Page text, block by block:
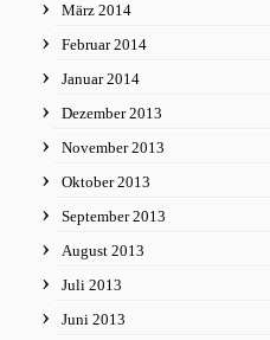
März 2014
Februar 2014
Januar 2014
Dezember 2013
November 2013
Oktober 2013
September 2013
August 2013
Juli 2013
Juni 2013